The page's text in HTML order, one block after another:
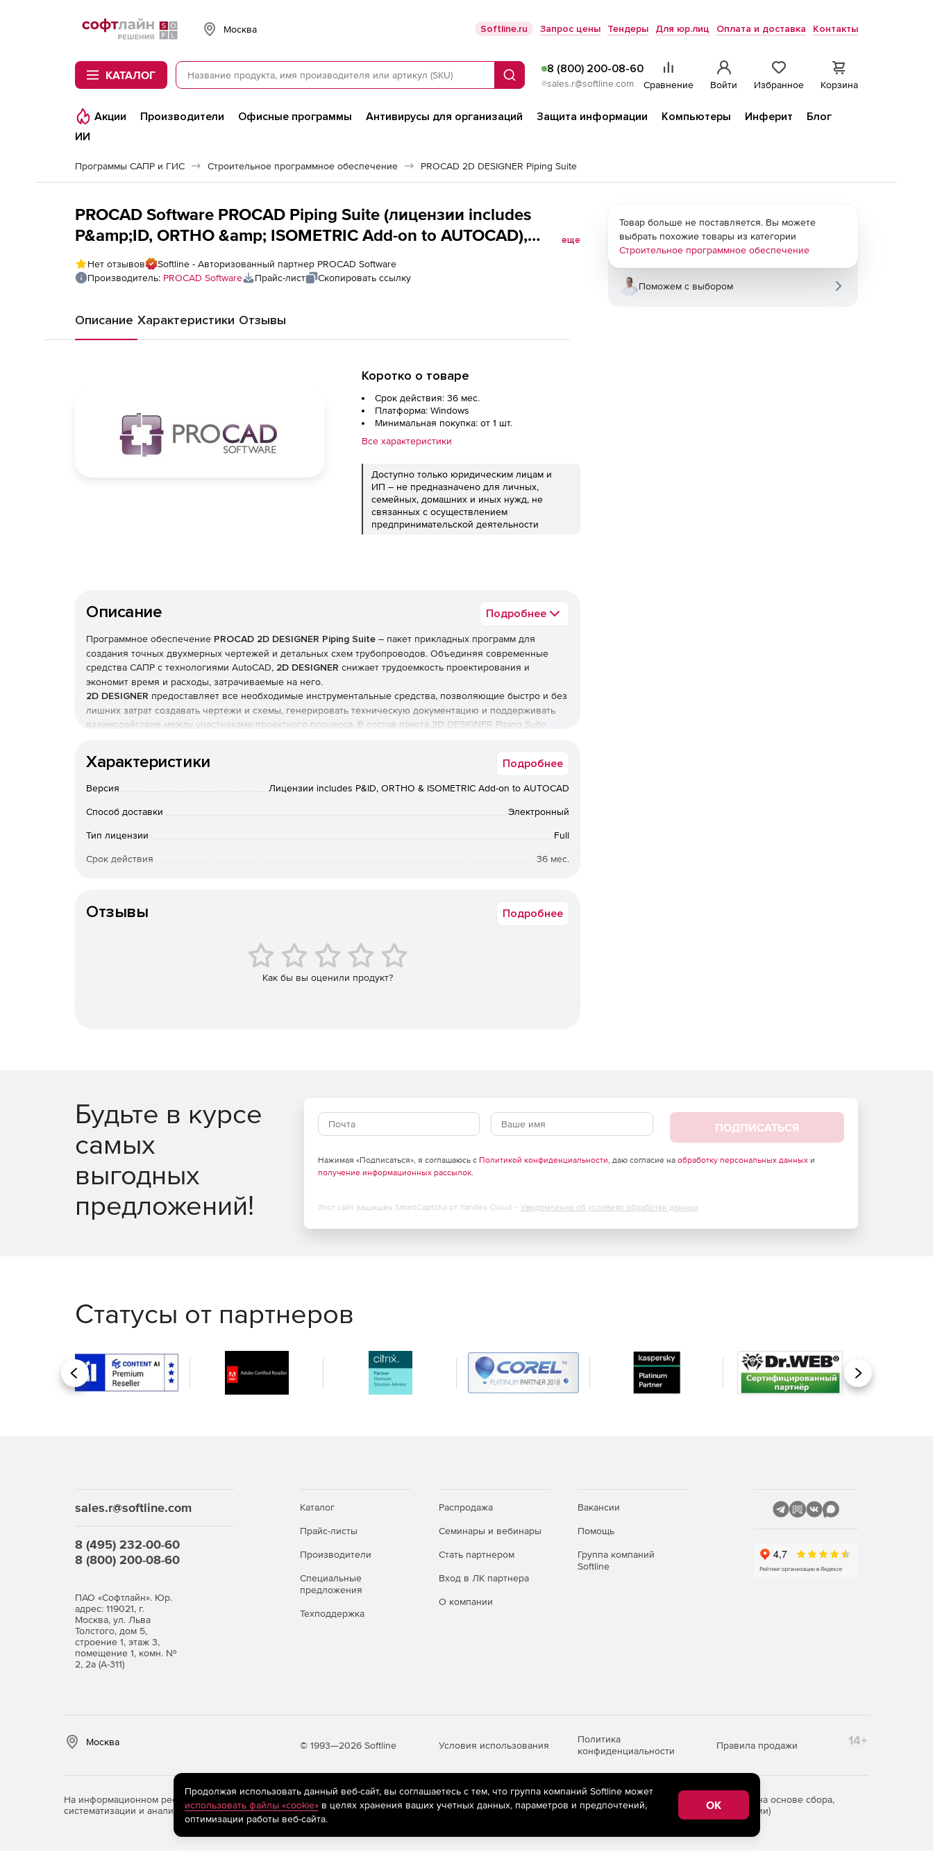
Softline
Москва Softline.ru Запрос цены Тендеры Для юр.лиц Оплата и доставка Контакты
КАТАЛОГ Поиск
8 (800) 200-08-60
sales.r@softline.com Сравнение Войти Избранное Корзина
Акции Производители Офисные программы Антивирусы для организаций Защита информации Компьютеры Инферит
Блог
ИИ
Программы САПР и ГИС Строительное программное обеспечение PROCAD 2D DESIGNER Piping Suite
PROCAD Software PROCAD Piping Suite (лицензии includes
P&amp;ID, ORTHO &amp; ISOMETRIC Add-on to AUTOCAD),
Network на 3 года
еще
Нет отзывов
Softline - Авторизованный партнер PROCAD Software
Производитель: PROCAD Software Прайс-лист Скопировать ссылку
Описание Характеристики Отзывы
Коротко о товаре
Срок действия: 36 мес.
Платформа: Windows
Минимальная покупка: от 1 шт.
Все характеристики
Доступно только юридическим лицам и
ИП – не предназначено для личных,
семейных, домашних и иных нужд, не
связанных с осуществлением
предпринимательской деятельности
Описание Подробнее
Программное обеспечение PROCAD 2D DESIGNER Piping Suite – пакет прикладных программ для
создания точных двухмерных чертежей и детальных схем трубопроводов. Объединяя современные
средства САПР с технологиями AutoCAD, 2D DESIGNER снижает трудоемкость проектирования и
экономит время и расходы, затрачиваемые на него.
2D DESIGNER предоставляет все необходимые инструментальные средства, позволяющие быстро и без
лишних затрат создавать чертежи и схемы, генерировать техническую документацию и поддерживать
взаимодействие между участниками проектного процесса. В состав пакета 2D DESIGNER Piping Suite
Характеристики Подробнее
Версия Лицензии includes P&ID, ORTHO & ISOMETRIC Add-on to AUTOCAD
Способ доставки Электронный
Тип лицензии Full
Срок действия 36 мес.
Отзывы Подробнее
Как бы вы оценили продукт?
Товар больше не поставляется. Вы можете
выбрать похожие товары из категории
Строительное программное обеспечение
Поможем с выбором
Будьте в курсе
самых
выгодных
предложений!
ПОДПИСАТЬСЯ
Нажимая «Подписаться», я соглашаюсь с Политикой конфиденциальности, даю согласие на обработку персональных данныхи
получение информационных рассылок.
Этот сайт защищен SmartCaptcha от Yandex Cloud - Уведомление об условиях обработки данных
Статусы от партнеров
Назад Вперед
sales.r@softline.com
8 (495) 232-00-60
8 (800) 200-08-60
ПАО «Софтлайн». Юр.
адрес: 119021, г.
Москва, ул. Льва
Толстого, дом 5,
строение 1, этаж 3,
помещение 1, комн. №
2, 2а (А-311)
Каталог
Прайс-листы
Производители
Специальные
предложения
Техподдержка
Распродажа
Семинары и вебинары
Стать партнером
Вход в ЛК партнера
О компании
Вакансии
Помощь
Группа компаний
Softline
Москва © 1993—2026 Softline Условия использования
Политика
конфиденциальности
Правила продажи 14+
На информационном ресурсе store.softline.ru применяются рекомендательные технологии
(информационные технологии предоставления информации на основе сбора,
систематизации и анализа сведений, относящихся к предпочтениям пользователей сети «Интернет», находящихся на территории Российской Федерации)
Продолжая использовать данный веб-сайт, вы соглашаетесь с тем, что группа компаний Softline может
использовать файлы «cookie»в целях хранения ваших учетных данных, параметров и предпочтений,
оптимизации работы веб-сайта.
OK